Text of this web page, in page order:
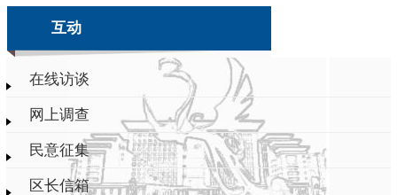
互动
在线访谈
网上调查
民意征集
区长信箱